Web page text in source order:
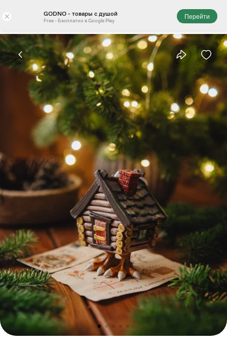
× GODNO - товары с душой
Free - Бесплатно в Google Play
Перейти